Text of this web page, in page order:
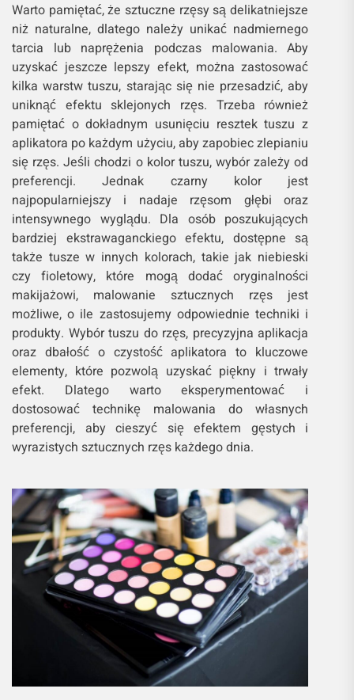
Warto pamiętać, że sztuczne rzęsy są delikatniejsze
niż naturalne, dlatego należy unikać nadmiernego
tarcia lub naprężenia podczas malowania. Aby
uzyskać jeszcze lepszy efekt, można zastosować
kilka warstw tuszu, starając się nie przesadzić, aby
uniknąć efektu sklejonych rzęs. Trzeba również
pamiętać o dokładnym usunięciu resztek tuszu z
aplikatora po każdym użyciu, aby zapobiec zlepianiu
się rzęs. Jeśli chodzi o kolor tuszu, wybór zależy od
preferencji. Jednak czarny kolor jest
najpopularniejszy i nadaje rzęsom głębi oraz
intensywnego wyglądu. Dla osób poszukujących
bardziej ekstrawaganckiego efektu, dostępne są
także tusze w innych kolorach, takie jak niebieski
czy fioletowy, które mogą dodać oryginalności
makijażowi, malowanie sztucznych rzęs jest
możliwe, o ile zastosujemy odpowiednie techniki i
produkty. Wybór tuszu do rzęs, precyzyjna aplikacja
oraz dbałość o czystość aplikatora to kluczowe
elementy, które pozwolą uzyskać piękny i trwały
efekt. Dlatego warto eksperymentować i
dostosować technikę malowania do własnych
preferencji, aby cieszyć się efektem gęstych i
wyrazistych sztucznych rzęs każdego dnia.